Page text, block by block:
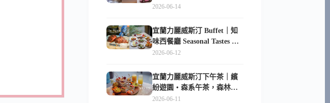
房、Buffet、泳池、兒童俱樂
2026-06-14
宜蘭力麗威斯汀 Buffet｜知
味西餐廳 Seasonal Tastes 晚
餐早餐吃什麼？
2026-06-12
宜蘭力麗威斯汀下午茶｜繽
紛遊園・森系午茶，森林系
甜點超好拍
2026-06-11